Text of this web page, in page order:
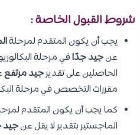
شروط القبول الخاصة :
يجب أن يكون المتقدم لمرحلة
عنجيد جدًافي مرحلة
الحاصلين على تقديرجيد مرتفع
مقررات التخصص في مرحلة
كما يجب أن يكون المتقدم
الماجستير بتقدير لا يقل عنجيد